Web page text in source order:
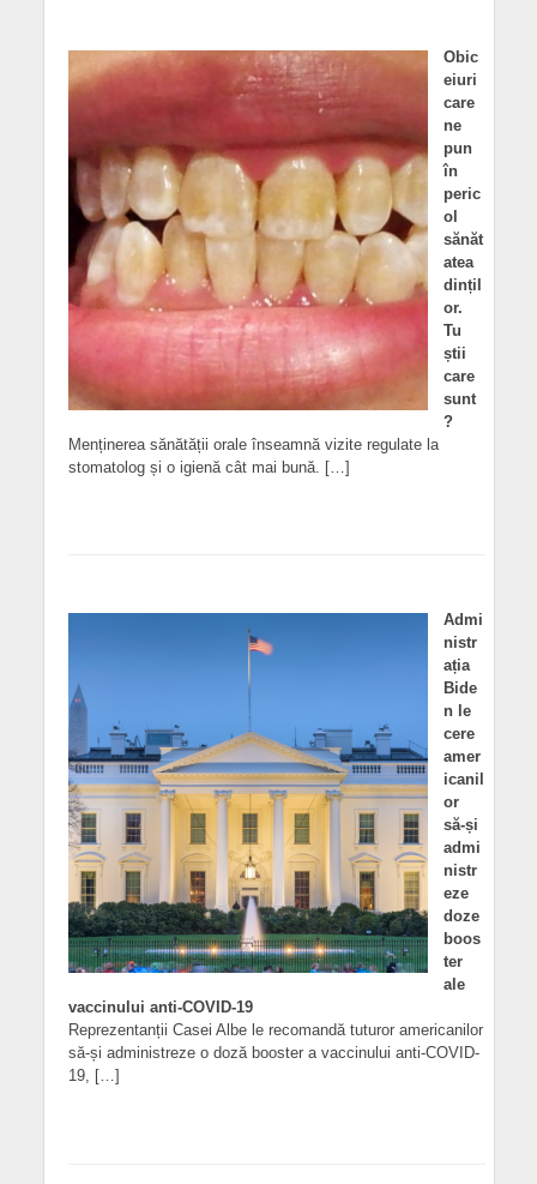
Obic
eiuri
care
ne
pun
în
peric
ol
sănăt
atea
dințil
or.
Tu
știi
care
sunt
?
Menținerea sănătății orale înseamnă vizite regulate la
stomatolog și o igienă cât mai bună. […]
Admi
nistr
ația
Bide
n le
cere
amer
icanil
or
să-și
admi
nistr
eze
doze
boos
ter
ale
vaccinului anti-COVID-19
Reprezentanții Casei Albe le recomandă tuturor americanilor
să-și administreze o doză booster a vaccinului anti-COVID-
19, […]